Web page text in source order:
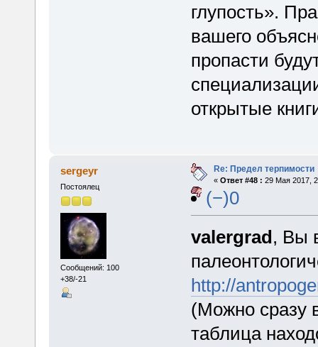
глупость».
вашего
пропасти
открытые
sergeyr
Постоялец
Сообщений: 100
+38/-21
Re: Предел терпимости
« Ответ #48 : 29 Мая 2017,
(−)0
valergrad, Вы
http://
(Можно сразу
таблица